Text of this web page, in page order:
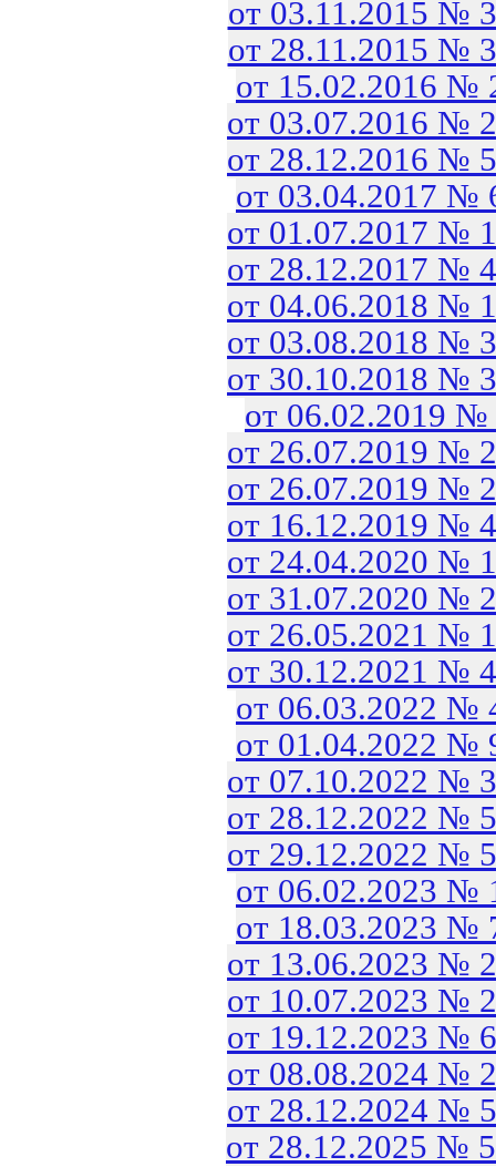
от 03.11.2015 №
от 28.11.2015 №
от 15.02.2016 №
от 03.07.2016 №
от 28.12.2016 №
от 03.04.2017 №
от 01.07.2017 №
от 28.12.2017 №
от 04.06.2018 №
от 03.08.2018 №
от 30.10.2018 №
от 06.02.2019
от 26.07.2019 №
от 26.07.2019 №
от 16.12.2019 №
от 24.04.2020 №
от 31.07.2020 №
от 26.05.2021 №
от 30.12.2021 №
от 06.03.2022 №
от 01.04.2022 №
от 07.10.2022 №
от 28.12.2022 №
от 29.12.2022 №
от 06.02.2023 №
от 18.03.2023 №
от 13.06.2023 №
от 10.07.2023 №
от 19.12.2023 №
от 08.08.2024 №
от 28.12.2024 №
от 28.12.2025 №